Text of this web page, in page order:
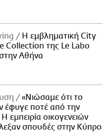
Η εμβληματική City
Collection της Le Labo
Αθήνα
«Νιώσαμε ότι το
έφυγε ποτέ από την
εμπειρία οικογενειών
σπουδές στην Κύπρο